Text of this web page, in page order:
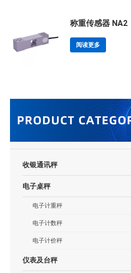
称重传感器 NA2
阅读更多
收银通讯秤
电子桌秤
电子计重秤
电子计数秤
电子计价秤
仪表及台秤